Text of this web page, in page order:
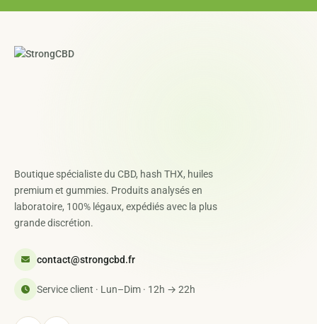
Boutique spécialiste du CBD, hash THX, huiles
premium et gummies. Produits analysés en
laboratoire, 100% légaux, expédiés avec la plus
grande discrétion.
contact@strongcbd.fr
Service client · Lun–Dim · 12h → 22h